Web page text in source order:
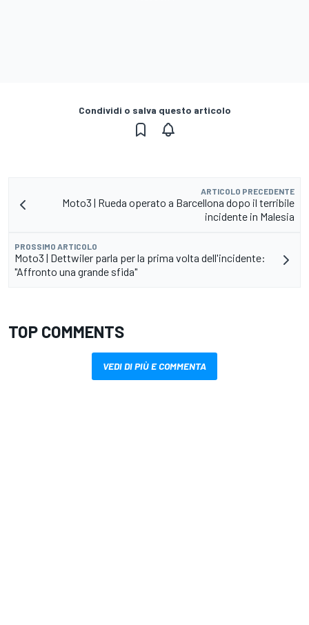
Condividi o salva questo articolo
ARTICOLO PRECEDENTE
Moto3 | Rueda operato a Barcellona dopo il terribile
incidente in Malesia
PROSSIMO ARTICOLO
Moto3 | Dettwiler parla per la prima volta dell'incidente:
"Affronto una grande sfida"
TOP COMMENTS
VEDI DI PIÙ E COMMENTA